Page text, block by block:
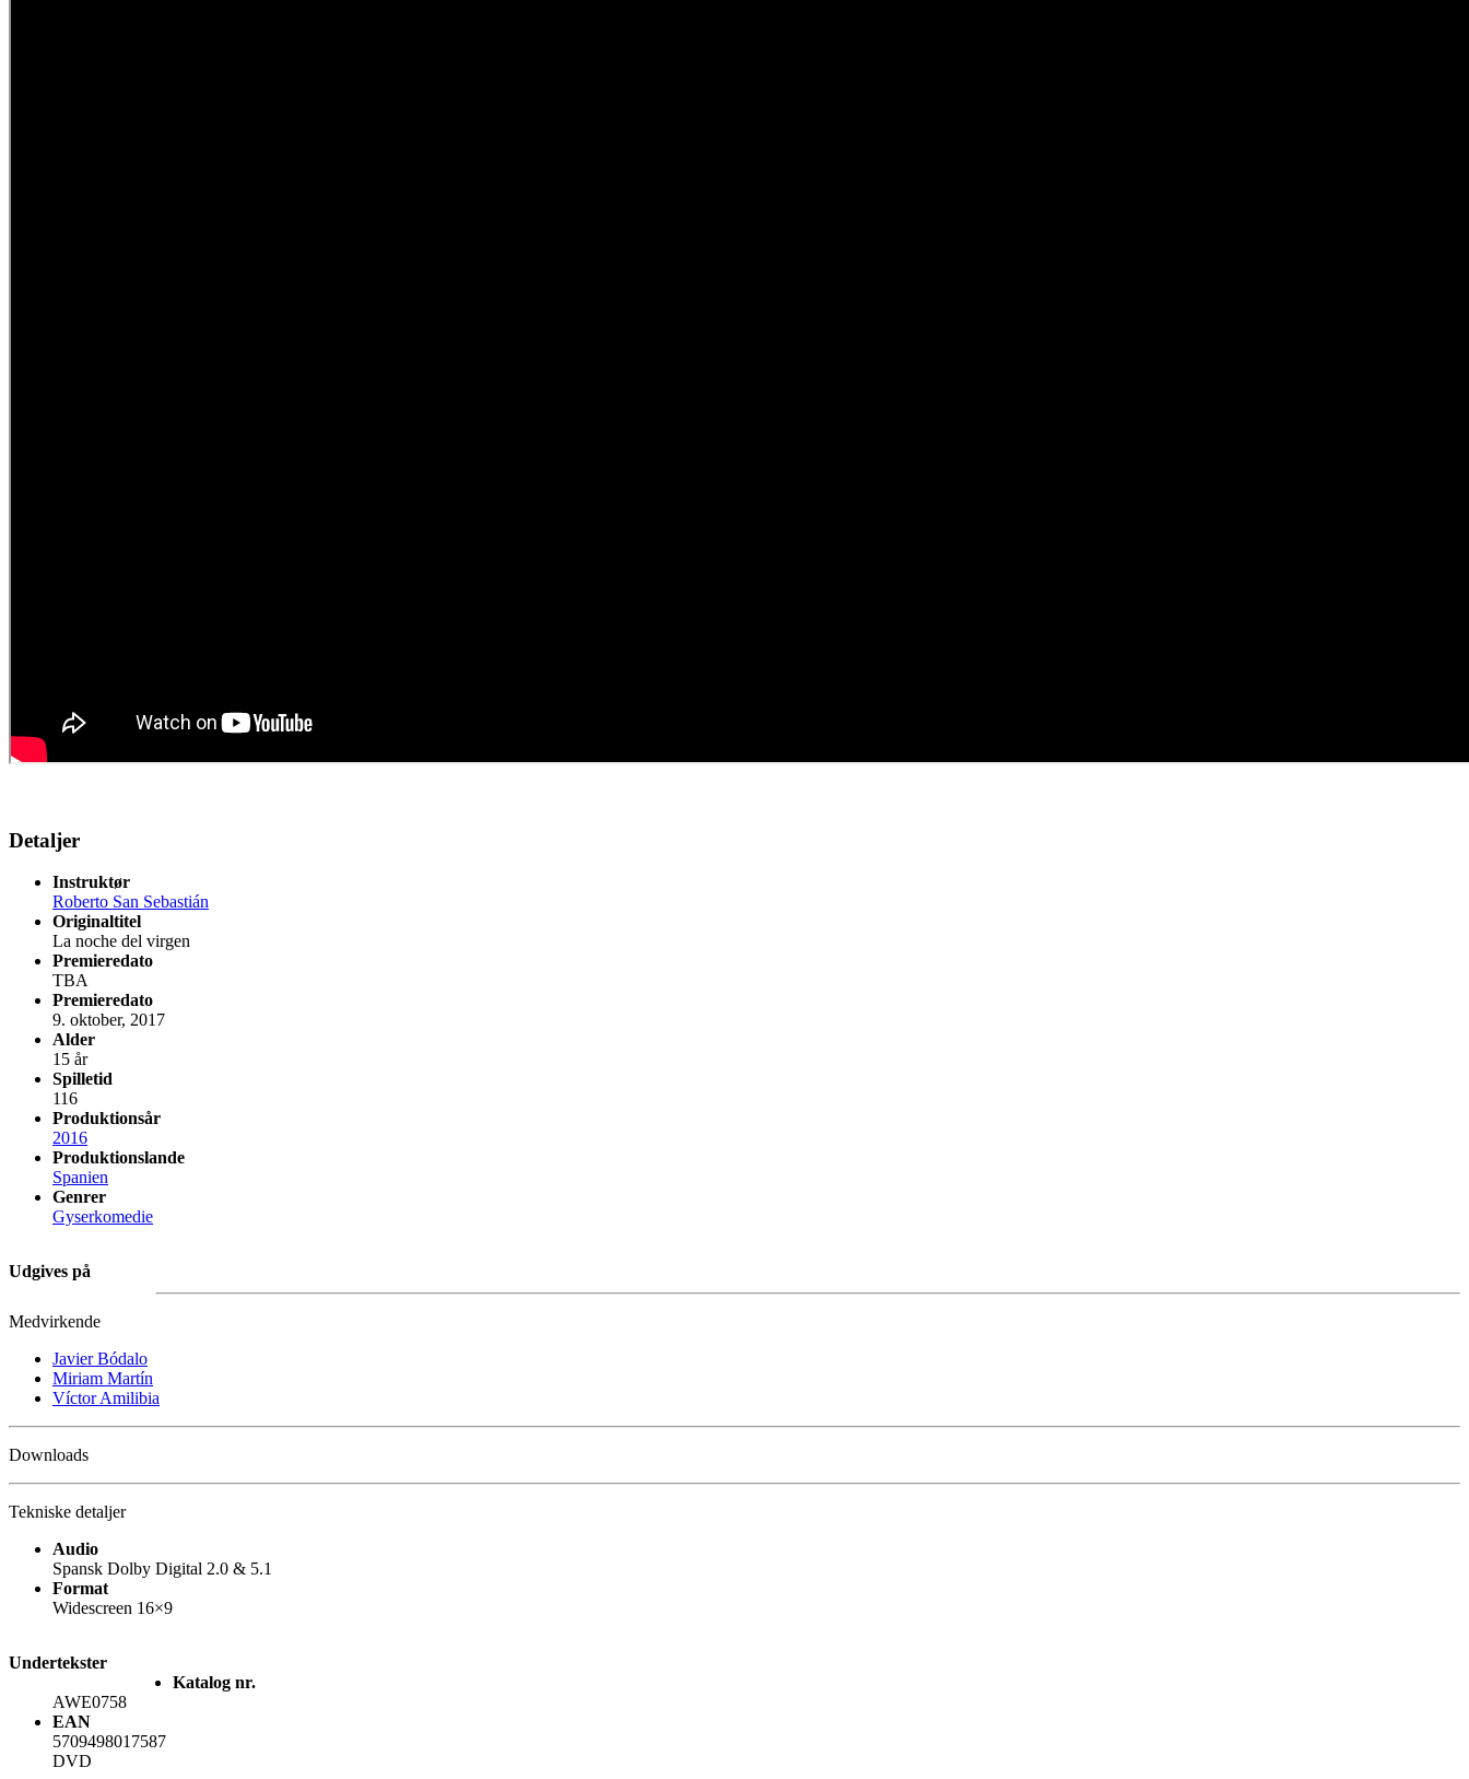
Detaljer
Instruktør
Roberto San Sebastián
Originaltitel
La noche del virgen
Premieredato
TBA
Premieredato
9. oktober, 2017
Alder
15 år
Spilletid
116
Produktionsår
2016
Produktionslande
Spanien
Genrer
Gyserkomedie
Udgives på
Medvirkende
Javier Bódalo
Miriam Martín
Víctor Amilibia
Downloads
Tekniske detaljer
Audio
Spansk Dolby Digital 2.0 & 5.1
Format
Widescreen 16×9
Undertekster
Katalog nr.
AWE0758
EAN
5709498017587
DVD